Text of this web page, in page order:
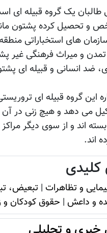
یک گروه قبیله ای
و تحصیل کرده پشتون
های استخباراتی
تمدن و میراث فرهنگی غیر
ضد انسانی و قبیله ای
این گروه قبیله ای
می دهد و هیچ زنی در آن
اند و از سوی دیگر
اند.
کلیدی
و تظاهرات | تبعیض،
و داعش | حقوق کودکان و